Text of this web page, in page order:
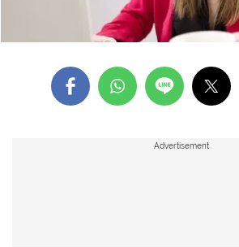
Advertisement